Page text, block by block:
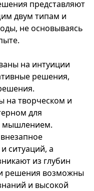
представляют
двум типам и
не основываясь
на интуиции
решения,
на творческом и
для
мышлением.
ситуаций, а
из глубин
решения возможны
и высокой